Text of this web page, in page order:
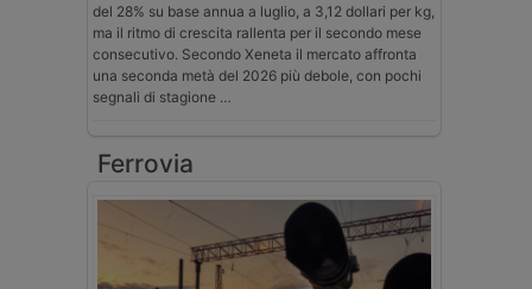
del 28% su base annua a luglio, a 3,12 dollari per kg,
ma il ritmo di crescita rallenta per il secondo mese
consecutivo. Secondo Xeneta il mercato affronta
una seconda metà del 2026 più debole, con pochi
segnali di stagione …
Ferrovia